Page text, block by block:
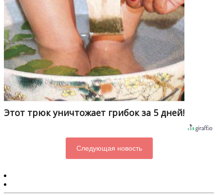
Этот трюк уничтожает грибок за 5 дней!
Следующая новость